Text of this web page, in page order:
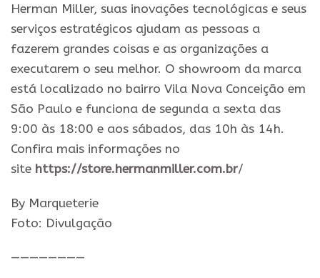
Herman Miller, suas inovações tecnológicas e seus
serviços estratégicos ajudam as pessoas a
fazerem grandes coisas e as organizações a
executarem o seu melhor. O showroom da marca
está localizado no bairro Vila Nova Conceição em
São Paulo e funciona de segunda a sexta das
9:00 às 18:00 e aos sábados, das 10h às 14h.
Confira mais informações no
site https://store.hermanmiller.com.br/
By Marqueterie
Foto: Divulgação
————————